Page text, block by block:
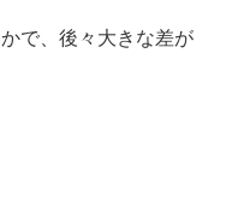
で、後々大きな差が